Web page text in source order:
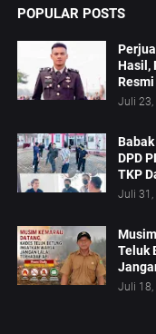
POPULAR POSTS
Hasil,
Juli 23,
DPD
TKP
Juli 31,
Teluk
Juli 18,